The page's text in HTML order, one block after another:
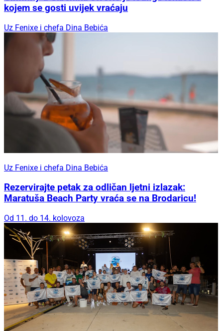
kojem se gosti uvijek vraćaju
Uz Fenixe i chefa Dina Bebića
Uz Fenixe i chefa Dina Bebića
Rezervirajte petak za odličan ljetni izlazak:
Maratuša Beach Party vraća se na Brodaricu!
Od 11. do 14. kolovoza